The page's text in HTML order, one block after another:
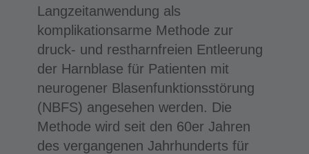
Langzeitanwendung als
komplikationsarme Methode zur
druck- und restharnfreien Entleerung
der Harnblase für Patienten mit
neurogener Blasenfunktionsstörung
(NBFS) angesehen werden. Die
Methode wird seit den 60er Jahren
des vergangenen Jahrhunderts für